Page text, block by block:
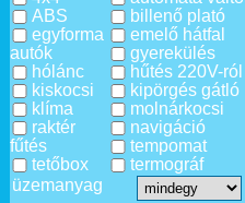
ABS
egyforma
autók
hólánc
kiskocsi
klíma
raktér
fűtés
tetőbox
billenő plató
emelő hátfal
gyerekülés
hűtés 220V-ról
kipörgés gátló
molnárkocsi
navigáció
tempomat
termográf
üzemanyag